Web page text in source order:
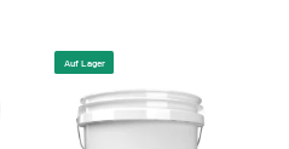
Auf Lager